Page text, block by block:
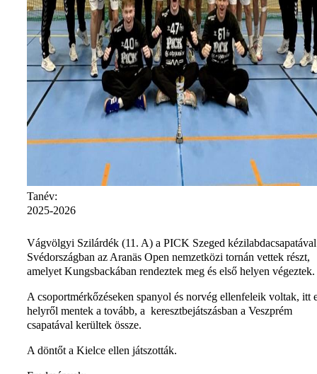
Tanév:
2025-2026
Vágvölgyi Szilárdék (11. A) a PICK Szeged kézilabdacsapatával
Svédországban az Aranäs Open nemzetközi tornán vettek részt,
amelyet Kungsbackában rendeztek meg és első helyen végeztek.
A csoportmérkőzéseken spanyol és norvég ellenfeleik voltak, itt
helyről mentek a tovább, a keresztbejátszásban a Veszprém
csapatával kerültek össze.
A döntőt a Kielce ellen játszották.